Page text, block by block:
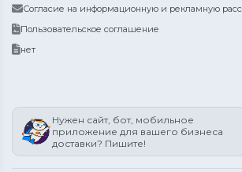
Согласие на информационную и рекламную
Пользовательское соглашение
нет
Нужен сайт, бот, мобильное
приложение для вашего бизнеса
доставки? Пишите!